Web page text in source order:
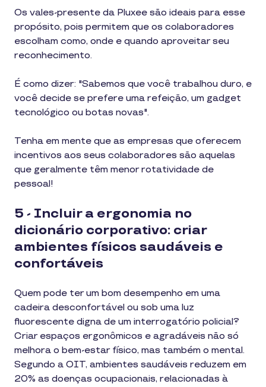
Os vales-presente da Pluxee são ideais para esse
propósito, pois permitem que os colaboradores
escolham como, onde e quando aproveitar seu
reconhecimento.
É como dizer: "Sabemos que você trabalhou duro, e
você decide se prefere uma refeição, um gadget
tecnológico ou botas novas".
Tenha em mente que as empresas que oferecem
incentivos aos seus colaboradores são aquelas
que geralmente têm menor rotatividade de
pessoal!
5 - Incluir a ergonomia no
dicionário corporativo: criar
ambientes físicos saudáveis e
confortáveis
Quem pode ter um bom desempenho em uma
cadeira desconfortável ou sob uma luz
fluorescente digna de um interrogatório policial?
Criar espaços ergonômicos e agradáveis não só
melhora o bem-estar físico, mas também o mental.
Segundo a OIT, ambientes saudáveis reduzem em
20% as doenças ocupacionais, relacionadas à